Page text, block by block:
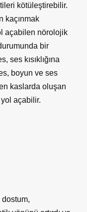
kötüleştirebilir.
kaçınmak
açabilen nörolojik
bir
ses kısıklığına
boyun ve ses
kaslarda oluşan
yol açabilir.
dostum,